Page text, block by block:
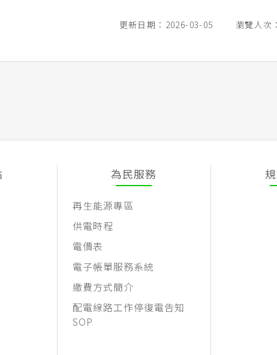
更新日期：2026-03-05 瀏覽人次
為民服務
再生能源專區
供電時程
電價表
電子帳單服務系統
繳費方式簡介
配電線路工作停復電告知
SOP